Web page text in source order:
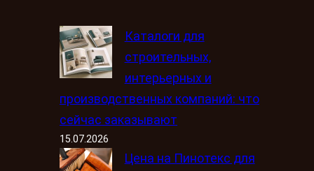
Каталоги для
строительных,
интерьерных и
производственных компаний: что
сейчас заказывают
15.07.2026
Цена на Пинотекс для